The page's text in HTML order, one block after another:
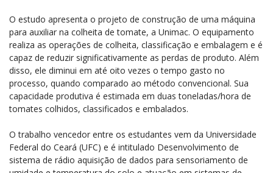
O estudo apresenta o projeto de construção de uma máquina
para auxiliar na colheita de tomate, a Unimac. O equipamento
realiza as operações de colheita, classificação e embalagem e é
capaz de reduzir significativamente as perdas de produto. Além
disso, ele diminui em até oito vezes o tempo gasto no
processo, quando comparado ao método convencional. Sua
capacidade produtiva é estimada em duas toneladas/hora de
tomates colhidos, classificados e embalados.
O trabalho vencedor entre os estudantes vem da Universidade
Federal do Ceará (UFC) e é intitulado Desenvolvimento de
sistema de rádio aquisição de dados para sensoriamento de